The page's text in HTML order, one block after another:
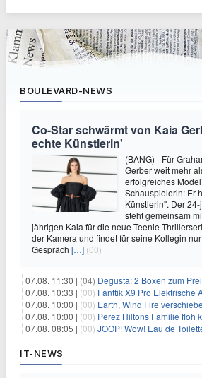
BOULEVARD-NEWS
Co-Star schwärmt von Kaia
echte Künstlerin'
(BANG) - Für
Gerber weit mehr
erfolgreiches
Schauspielerin: Er
Künstlerin". Der
steht gemeinsam
jährigen Kaia für die neue Teenie-
der Kamera und findet für seine Kollegin
Gespräch […] (00)
07.08. 11:30 | (04) Degusta: 2 Boxen zum Preis von
07.08. 10:33 | (00) Fanttik X9 Pro Elektrische
07.08. 10:00 | (00) Earth, Wind Fire verschieben Konzert mit
07.08. 10:00 | (00) Perez Hiltons Familie floh kurz vor
07.08. 08:05 | (00) JOOP! Wow! Eau de Toilette for
IT-NEWS